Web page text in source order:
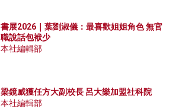
書展2026｜葉劉淑儀：最喜歡姐姐角色 無官
職說話包袱少
本社編輯部
梁鏡威獲任方大副校長 呂大樂加盟社科院
本社編輯部